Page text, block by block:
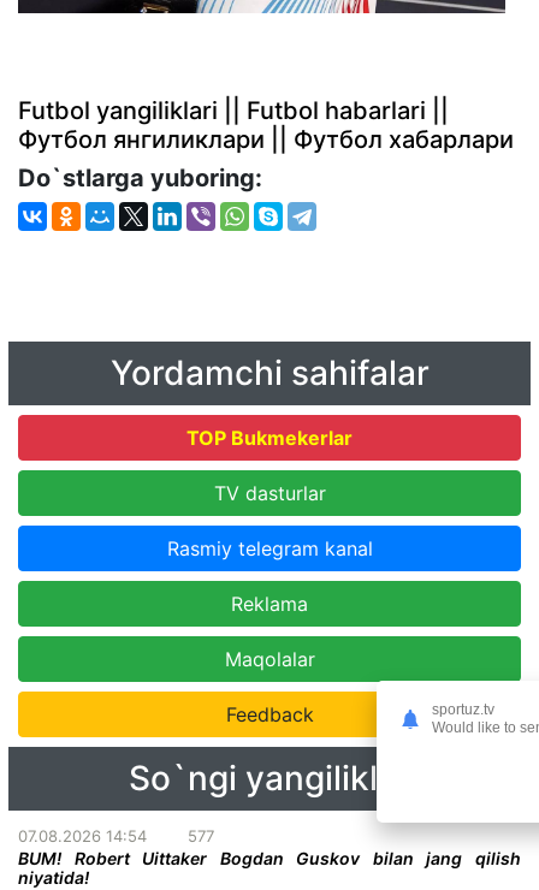
Futbol yangiliklari || Futbol habarlari ||
Футбол янгиликлари || Футбол хабарлари
Do`stlarga yuboring:
Yordamchi sahifalar
TOP Bukmekerlar
TV dasturlar
Rasmiy telegram kanal
Reklama
Maqolalar
Feedback
So`ngi yangiliklar
07.08.2026 14:54 577
BUM! Robert Uittaker Bogdan Guskov bilan jang qilish
niyatida!
sportuz.tv
Would like to